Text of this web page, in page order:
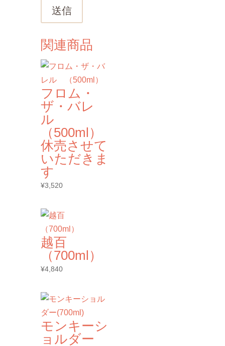
送信
関連商品
フロム・
ザ・バレ
ル
（500ml）
休売させて
いただきま
す
¥3,520
越百
（700ml）
¥4,840
モンキーシ
ョルダー